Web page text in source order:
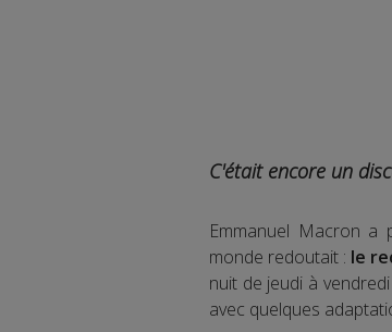
C'était encore un
Emmanuel Macron
monde redoutait : le
nuit de jeudi à
avec quelques